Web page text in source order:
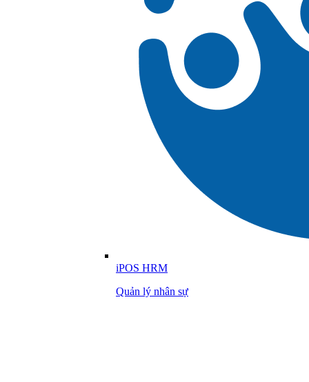
iPOS HRM
Quản lý nhân sự